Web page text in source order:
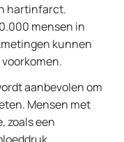
hartinfarct.
mensen in
kunnen
aanbevolen om
Mensen met
zoals een